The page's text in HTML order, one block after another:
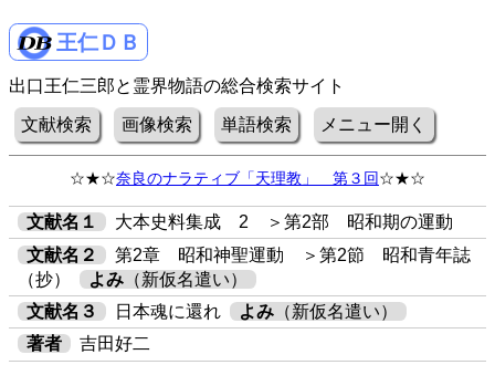
王仁ＤＢ
出口王仁三郎と霊界物語の総合検索サイト
文献検索 画像検索 単語検索 メニュー開く
☆★☆奈良のナラティブ「天理教」 第３回☆★☆
文献名１
大本史料集成 2 ＞第2部 昭和期の運動
文献名２
第2章 昭和神聖運動 ＞第2節 昭和青年誌
（抄）
よみ （新仮名遣い）
文献名３
日本魂に還れ よみ （新仮名遣い）
著者
吉田好二